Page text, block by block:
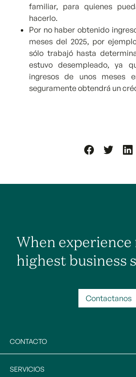
familiar, para quienes
hacerlo.
Por no haber obtenido
meses del 2025, por
sólo trabajó hasta
estuvo desempleado, ya
ingresos de unos meses
seguramente obtendrá un
When
highest business
Contactanos
CONTACTO
SERVICIOS